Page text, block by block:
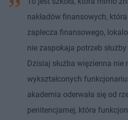
nakładów finansowych,
zaplecza finansowego,
nie zaspokaja potrzeb
Dzisiaj służba więzienna nie
wykształconych
akademia oderwała się od
penitencjarnej, która